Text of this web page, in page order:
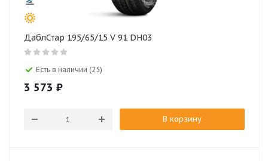
ДаблСтар 195/65/15 V 91 DH03
Есть в наличии (25)
3 573 ₽
В корзину